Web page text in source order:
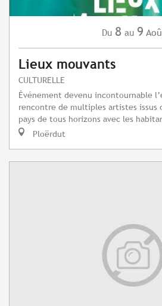
Du 8 au 9
Lieux mouvants
CULTURELLE
Événement devenu incontournable
rencontre de multiples artistes issus
pays de tous horizons avec les
Ploërdut